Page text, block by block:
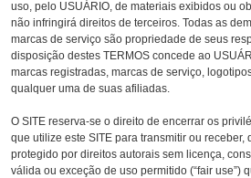
uso, pelo USUÁRIO, de materiais exibidos ou
não infringirá direitos de terceiros. Todas as
marcas de serviço são propriedade de seus
disposição destes TERMOS concede ao
marcas registradas, marcas de serviço,
qualquer uma de suas afiliadas.
O SITE reserva-se o direito de encerrar os
que utilize este SITE para transmitir ou receber,
protegido por direitos autorais sem licença,
válida ou exceção de uso permitido (“fair use”)